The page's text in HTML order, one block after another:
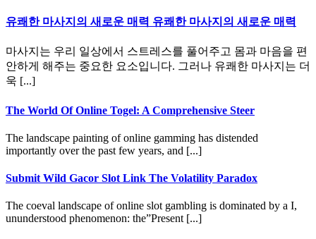
유쾌한 마사지의 새로운 매력 유쾌한 마사지의 새로운 매력
마사지는 우리 일상에서 스트레스를 풀어주고 몸과 마음을 편
안하게 해주는 중요한 요소입니다. 그러나 유쾌한 마사지는 더
욱 [...]
The World Of Online Togel: A Comprehensive Steer
The landscape painting of online gamming has distended
importantly over the past few years, and [...]
Submit Wild Gacor Slot Link The Volatility Paradox
The coeval landscape of online slot gambling is dominated by a I,
ununderstood phenomenon: the”Present [...]